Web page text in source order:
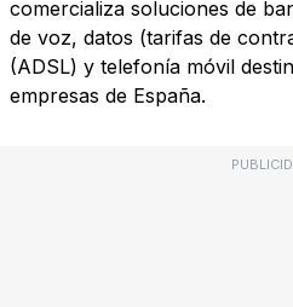
comercializa soluciones de
de voz, datos (tarifas de
(ADSL) y telefonía móvil
empresas de España.